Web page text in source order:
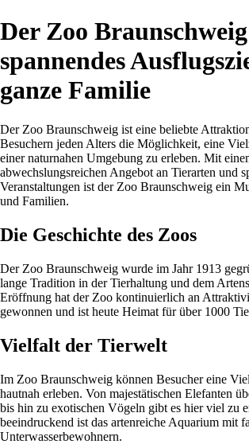
Der Zoo
spannendes
ganze Familie
Der Zoo Braunschweig ist eine beliebte
Besuchern jeden Alters die Möglichkeit, eine
einer naturnahen Umgebung zu erleben. Mit
abwechslungsreichen Angebot an Tierarten und
Veranstaltungen ist der Zoo Braunschweig ein
und Familien.
Die Geschichte des Zoos
Der Zoo Braunschweig wurde im Jahr 1913
lange Tradition in der Tierhaltung und dem
Eröffnung hat der Zoo kontinuierlich an
gewonnen und ist heute Heimat für über 1000
Vielfalt der Tierwelt
Im Zoo Braunschweig können Besucher eine
hautnah erleben. Von majestätischen Elefanten
bis hin zu exotischen Vögeln gibt es hier viel zu
beeindruckend ist das artenreiche Aquarium mit
Unterwasserbewohnern.